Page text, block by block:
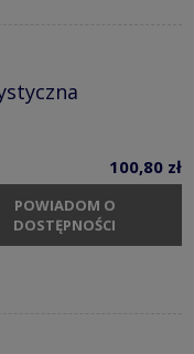
100,80 zł
POWIADOM O
DOSTĘPNOŚCI